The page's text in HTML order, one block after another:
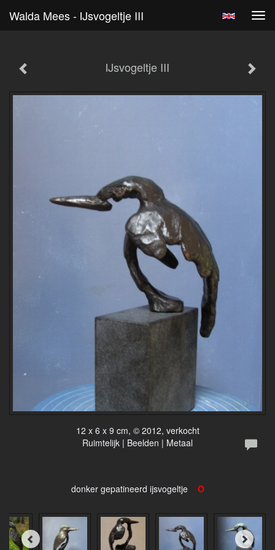
Walda Mees - IJsvogeltje III
IJsvogeltje III
12 x 6 x 9 cm, © 2012, verkocht
Ruimtelijk | Beelden | Metaal
donker gepatineerd ijsvogeltje O